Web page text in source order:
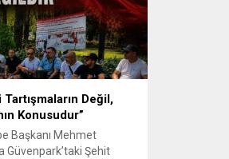
Değil,
Konusudur”
Başkanı Mehmet
Güvenpark’taki Şehit